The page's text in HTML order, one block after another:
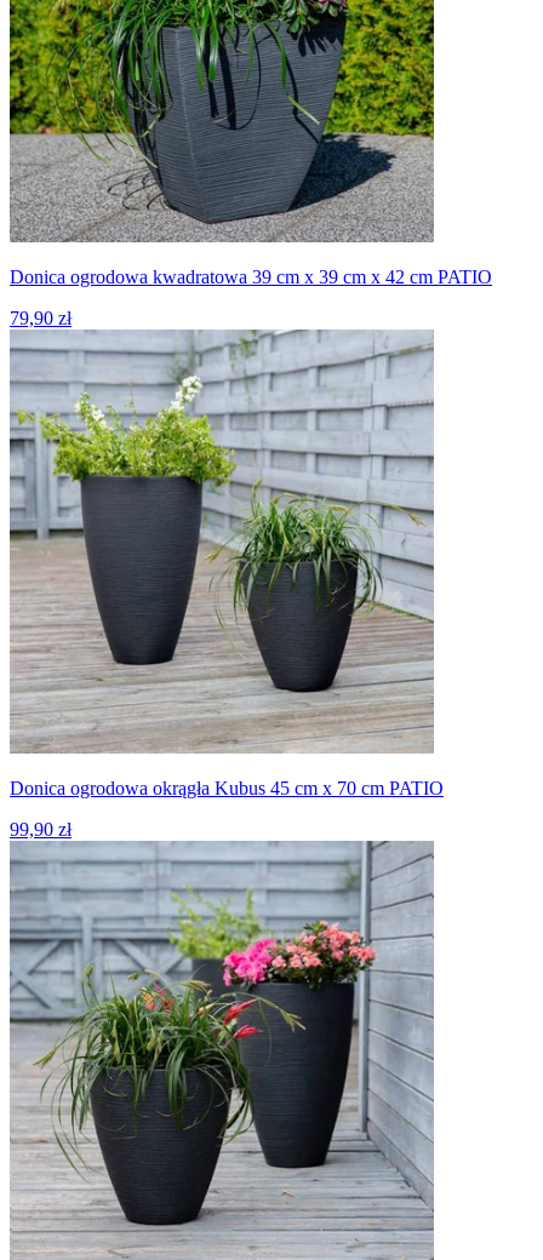
Donica ogrodowa kwadratowa 39 cm x 39 cm x 42 cm PATIO
79,90 zł
Donica ogrodowa okrągła Kubus 45 cm x 70 cm PATIO
99,90 zł